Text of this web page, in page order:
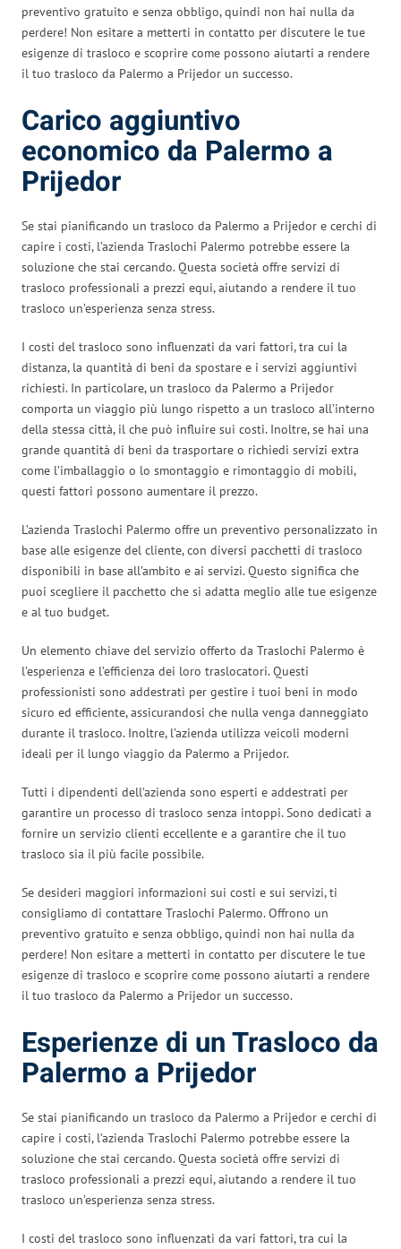
preventivo gratuito e senza obbligo, quindi non hai nulla da
perdere! Non esitare a metterti in contatto per discutere le tue
esigenze di trasloco e scoprire come possono aiutarti a rendere
il tuo trasloco da Palermo a Prijedor un successo.
Carico aggiuntivo
economico da Palermo a
Prijedor
Se stai pianificando un trasloco da Palermo a Prijedor e cerchi di
capire i costi, l’azienda Traslochi Palermo potrebbe essere la
soluzione che stai cercando. Questa società offre servizi di
trasloco professionali a prezzi equi, aiutando a rendere il tuo
trasloco un’esperienza senza stress.
I costi del trasloco sono influenzati da vari fattori, tra cui la
distanza, la quantità di beni da spostare e i servizi aggiuntivi
richiesti. In particolare, un trasloco da Palermo a Prijedor
comporta un viaggio più lungo rispetto a un trasloco all’interno
della stessa città, il che può influire sui costi. Inoltre, se hai una
grande quantità di beni da trasportare o richiedi servizi extra
come l’imballaggio o lo smontaggio e rimontaggio di mobili,
questi fattori possono aumentare il prezzo.
L’azienda Traslochi Palermo offre un preventivo personalizzato in
base alle esigenze del cliente, con diversi pacchetti di trasloco
disponibili in base all’ambito e ai servizi. Questo significa che
puoi scegliere il pacchetto che si adatta meglio alle tue esigenze
e al tuo budget.
Un elemento chiave del servizio offerto da Traslochi Palermo è
l’esperienza e l’efficienza dei loro traslocatori. Questi
professionisti sono addestrati per gestire i tuoi beni in modo
sicuro ed efficiente, assicurandosi che nulla venga danneggiato
durante il trasloco. Inoltre, l’azienda utilizza veicoli moderni
ideali per il lungo viaggio da Palermo a Prijedor.
Tutti i dipendenti dell’azienda sono esperti e addestrati per
garantire un processo di trasloco senza intoppi. Sono dedicati a
fornire un servizio clienti eccellente e a garantire che il tuo
trasloco sia il più facile possibile.
Se desideri maggiori informazioni sui costi e sui servizi, ti
consigliamo di contattare Traslochi Palermo. Offrono un
preventivo gratuito e senza obbligo, quindi non hai nulla da
perdere! Non esitare a metterti in contatto per discutere le tue
esigenze di trasloco e scoprire come possono aiutarti a rendere
il tuo trasloco da Palermo a Prijedor un successo.
Esperienze di un Trasloco da
Palermo a Prijedor
Se stai pianificando un trasloco da Palermo a Prijedor e cerchi di
capire i costi, l’azienda Traslochi Palermo potrebbe essere la
soluzione che stai cercando. Questa società offre servizi di
trasloco professionali a prezzi equi, aiutando a rendere il tuo
trasloco un’esperienza senza stress.
I costi del trasloco sono influenzati da vari fattori, tra cui la